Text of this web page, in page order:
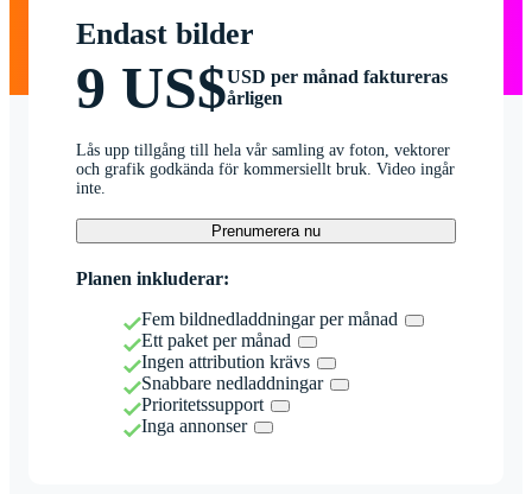
Endast bilder
9 US$USD per månad faktureras
årligen
Lås upp tillgång till hela vår samling av foton, vektorer
och grafik godkända för kommersiellt bruk. Video ingår
inte.
Prenumerera nu
Planen inkluderar:
Fem bildnedladdningar per månad
Ett paket per månad
Ingen attribution krävs
Snabbare nedladdningar
Prioritetssupport
Inga annonser